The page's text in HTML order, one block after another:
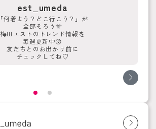
est_umeda
「何着よう？どこ行こう？」が
全部そろう🫶
梅田エストのトレンド情報を
毎週更新中😚
友だちとのお出かけ前に
チェックしてね♡